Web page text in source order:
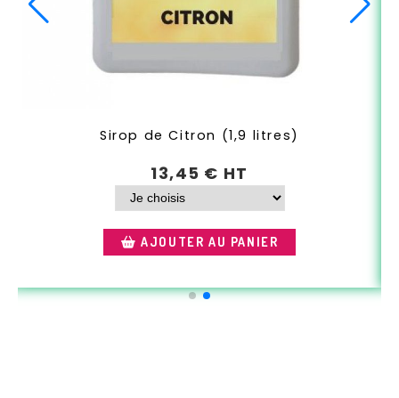
Sirop de Pastèque (1,9 litres)
13,45€ HT
AJOUTER AU PANIER